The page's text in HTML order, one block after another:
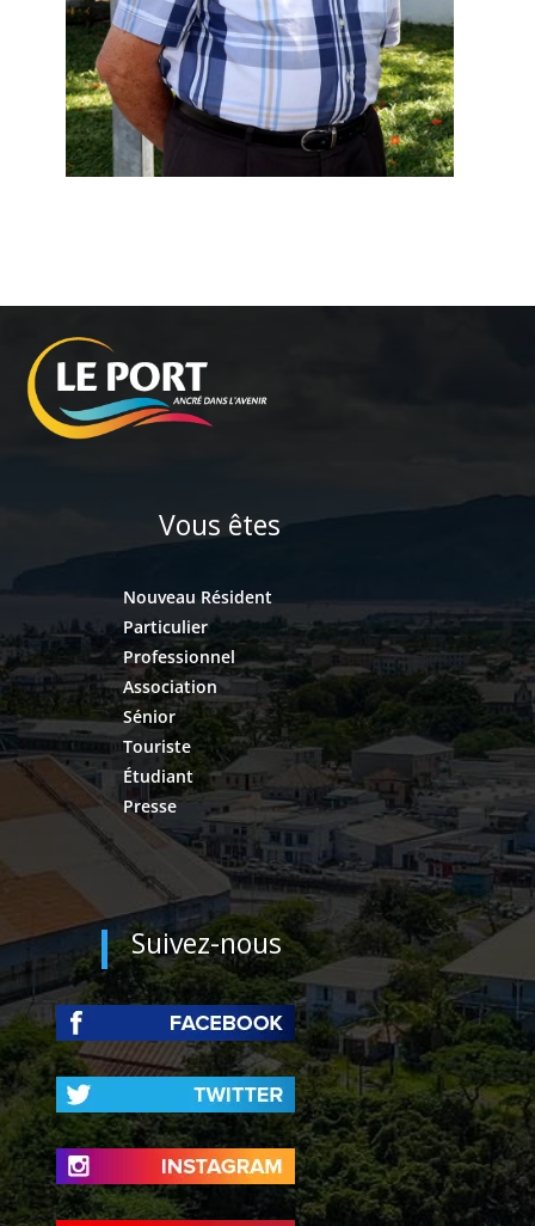
Vous êtes
Nouveau Résident
Particulier
Professionnel
Association
Sénior
Touriste
Étudiant
Presse
Suivez-nous